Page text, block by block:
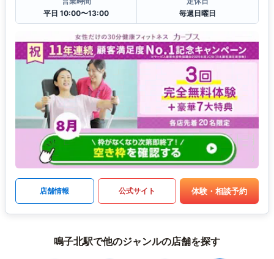
平日 10:00〜13:00
毎週日曜日
店舗情報 公式サイト 体験・相談予約
鳴子北駅で他のジャンルの店舗を探す